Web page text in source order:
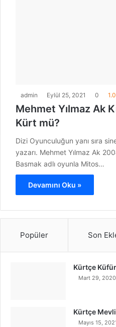
admin Eylül 25, 2021 0
Mehmet Yılmaz Ak
Kürt mü?
Dizi Oyunculuğun yanı sıra
yazarı. Mehmet Yılmaz Ak
Basmak adlı oyunla Mitos…
Devamını Oku »
Popüler Son
Kürtçe
Mart 29, 2020
Kürtçe
Mayıs 15,